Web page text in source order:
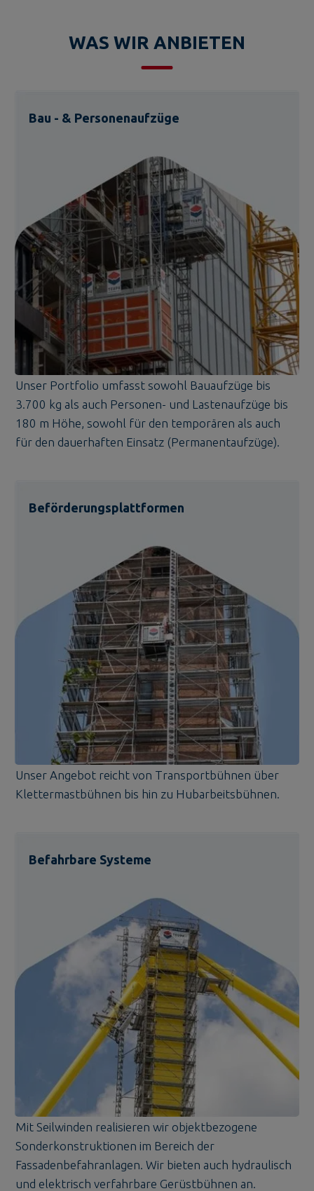
WAS WIR ANBIETEN
Bau - & Personenaufzüge
Unser Portfolio umfasst sowohl Bauaufzüge bis
3.700 kg als auch Personen- und Lastenaufzüge bis
180 m Höhe, sowohl für den temporären als auch
für den dauerhaften Einsatz (Permanentaufzüge).
Beförderungsplattformen
Unser Angebot reicht von Transportbühnen über
Klettermastbühnen bis hin zu Hubarbeitsbühnen.
Befahrbare Systeme
Mit Seilwinden realisieren wir objektbezogene
Sonderkonstruktionen im Bereich der
Fassadenbefahranlagen. Wir bieten auch hydraulisch
und elektrisch verfahrbare Gerüstbühnen an.